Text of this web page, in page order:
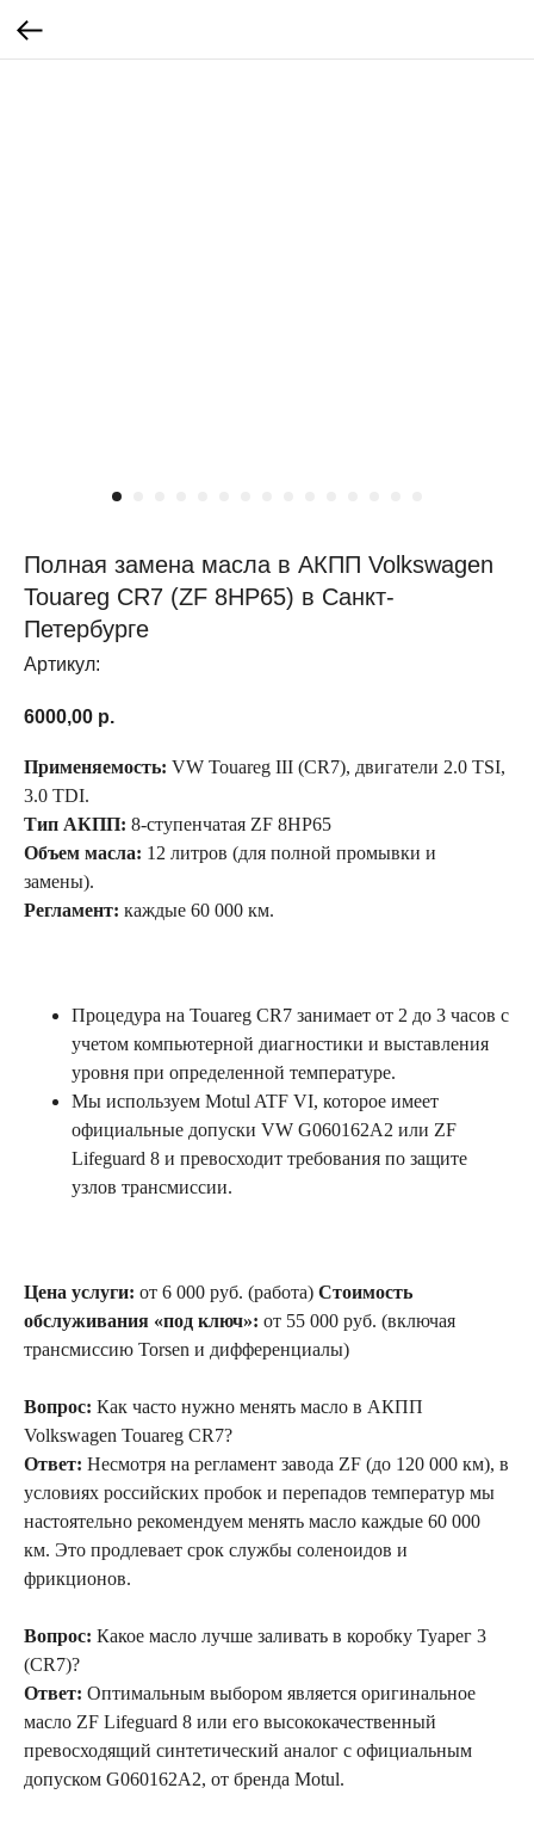
Полная замена масла в АКПП Volkswagen
Touareg CR7 (ZF 8HP65) в Санкт-
Петербурге
Артикул:
6000,00 р.
Применяемость: VW Touareg III (CR7), двигатели 2.0 TSI,
3.0 TDI.
Тип АКПП: 8-ступенчатая ZF 8HP65
Объем масла: 12 литров (для полной промывки и
замены).
Регламент: каждые 60 000 км.
Процедура на Touareg CR7 занимает от 2 до 3 часов с
учетом компьютерной диагностики и выставления
уровня при определенной температуре.
Мы используем Motul ATF VI, которое имеет
официальные допуски VW G060162A2 или ZF
Lifeguard 8 и превосходит требования по защите
узлов трансмиссии.
Цена услуги: от 6 000 руб. (работа) Стоимость
обслуживания «под ключ»: от 55 000 руб. (включая
трансмиссию Torsen и дифференциалы)
Вопрос: Как часто нужно менять масло в АКПП
Volkswagen Touareg CR7?
Ответ: Несмотря на регламент завода ZF (до 120 000 км), в
условиях российских пробок и перепадов температур мы
настоятельно рекомендуем менять масло каждые 60 000
км. Это продлевает срок службы соленоидов и
фрикционов.
Вопрос: Какое масло лучше заливать в коробку Туарег 3
(CR7)?
Ответ: Оптимальным выбором является оригинальное
масло ZF Lifeguard 8 или его высококачественный
превосходящий синтетический аналог с официальным
допуском G060162A2, от бренда Motul.